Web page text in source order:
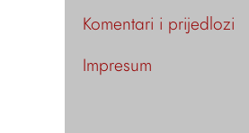
Komentari i prijedlozi
Impresum